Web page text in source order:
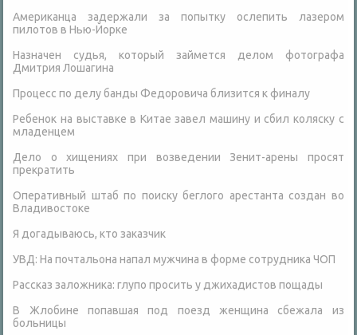
Американца задержали за попытку ослепить лазером
пилотов в Нью-Йорке
Назначен судья, который займется делом фотографа
Дмитрия Лошагина
Процесс по делу банды Федоровича близится к финалу
Ребенок на выставке в Китае завел машину и сбил коляску с
младенцем
Дело о хищениях при возведении Зенит-арены просят
прекратить
Оперативный штаб по поиску беглого арестанта создан во
Владивостоке
Я догадываюсь, кто заказчик
УВД: На почтальона напал мужчина в форме сотрудника ЧОП
Рассказ заложника: глупо просить у джихадистов пощады
В Жлобине попавшая под поезд женщина сбежала из
больницы